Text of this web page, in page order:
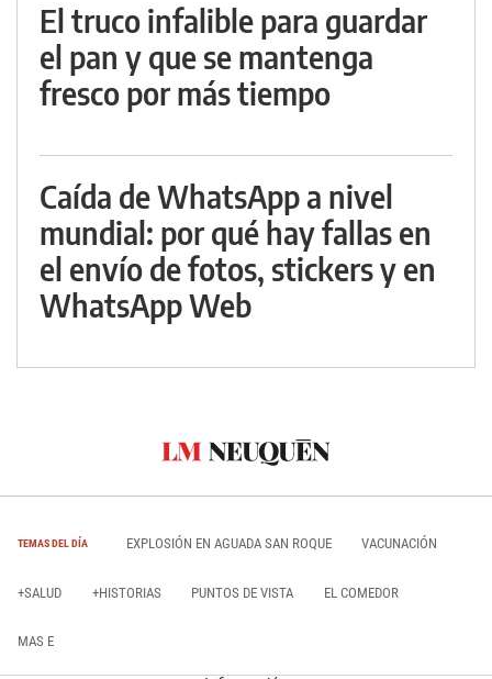
El truco infalible para guardar
el pan y que se mantenga
fresco por más tiempo
Caída de WhatsApp a nivel
mundial: por qué hay fallas en
el envío de fotos, stickers y en
WhatsApp Web
TEMAS DEL DÍA EXPLOSIÓN EN AGUADA SAN ROQUE VACUNACIÓN
+SALUD +HISTORIAS PUNTOS DE VISTA EL COMEDOR
MAS E